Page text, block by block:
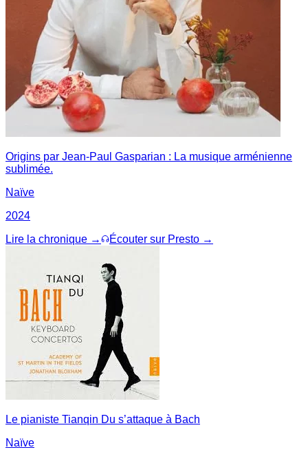
Origins par Jean-Paul Gasparian : La musique arménienne
sublimée.
Naïve
2024
Lire la chronique →
Écouter sur Presto →
Le pianiste Tianqin Du s’attaque à Bach
Naïve